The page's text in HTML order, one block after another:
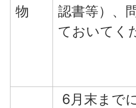
物
認書等）、
ておいてく
6月末まで